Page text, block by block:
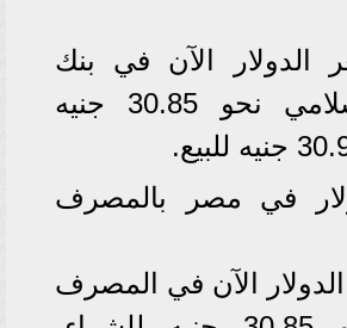
الآن في بنك
فيصل الإسلامي نحو 30.85 جنيه
في مصر بالمصرف
الآن في المصرف